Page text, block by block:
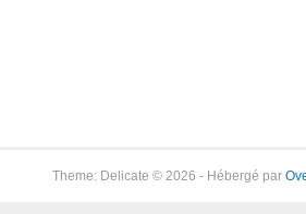
Theme: Delicate © 2026 - Hébergé par